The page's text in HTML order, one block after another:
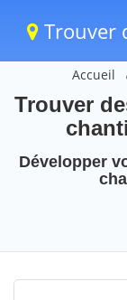
Trouver
Accueil
Trouver
Développer